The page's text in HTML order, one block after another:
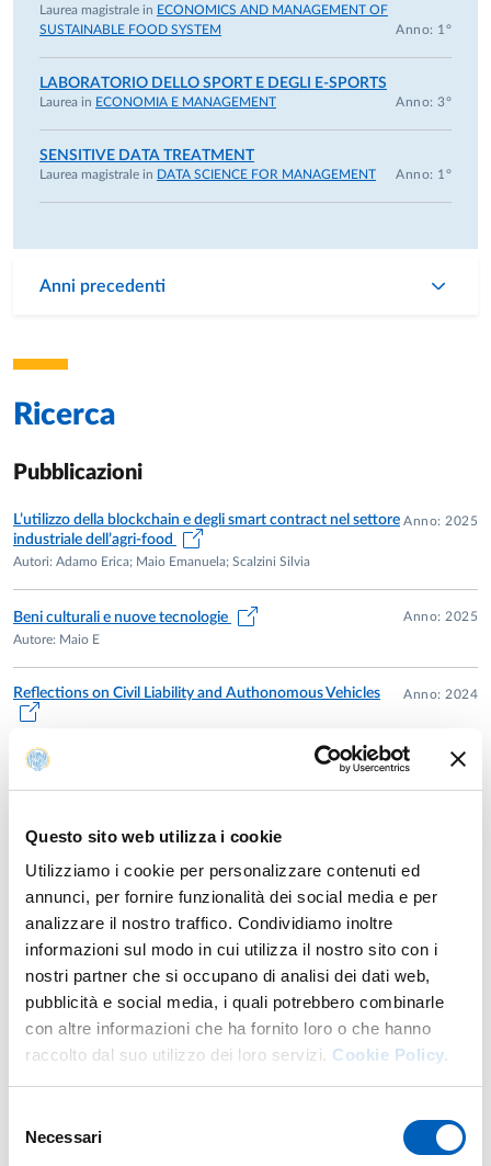
Questo sito web utilizza i cookie
Utilizziamo i cookie per personalizzare contenuti ed
annunci, per fornire funzionalità dei social media e per
analizzare il nostro traffico. Condividiamo inoltre
informazioni sul modo in cui utilizza il nostro sito con i
nostri partner che si occupano di analisi dei dati web,
pubblicità e social media, i quali potrebbero combinarle
con altre informazioni che ha fornito loro o che hanno
raccolto dal suo utilizzo dei loro servizi. Cookie Policy.
delNecessari
Laurea magistrale in ECONOMICS AND MANAGEMENT OF
SUSTAINABLE FOOD SYSTEM
Anno: 1°
LABORATORIO DELLO SPORT E DEGLI E-SPORTS
Laurea in ECONOMIA E MANAGEMENT Anno: 3°
SENSITIVE DATA TREATMENT
Laurea magistrale in DATA SCIENCE FOR MANAGEMENT Anno: 1°
Anni precedenti
Ricerca
Pubblicazioni
L’utilizzo della blockchain e degli smart contract nel settore
industriale dell’agri-food
Autori: Adamo Erica; Maio Emanuela; Scalzini Silvia
Anno: 2025
Beni culturali e nuove tecnologie
Autore: Maio E
Anno: 2025
Reflections on Civil Liability and Authonomous Vehicles Anno: 2024
National Space Laws and Regulations stemming from
Autore: Maio Emanuela
Anno: 2024
La tutela della proprietà intellettuale negli e-sports: la
funzione degli NFT
Autore: Maio E
Lista completa pubblicazioni
Progetti di ricerca
sports: plural approaches towards legal
solutions.